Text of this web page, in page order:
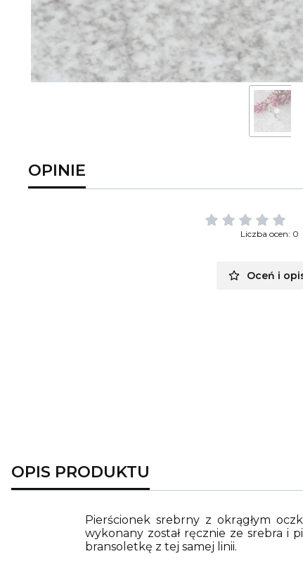
OPINIE
Liczba ocen: 0
Oceń i
OPIS PRODUKTU
Pierścionek srebrny z okrągłym
wykonany został ręcznie ze srebra i
bransoletkę z tej samej linii.